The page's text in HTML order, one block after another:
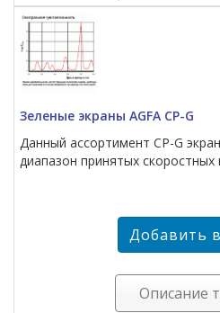
Зеленые экраны AGFA CP-G
Данный ассортимент СР-G
диапазон принятых скоростных
Описание